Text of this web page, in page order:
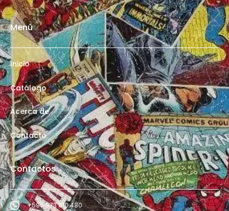
Menú
Inicio
Catálogo
Acerca de
Contacto
Contactos
+595 973 610 480